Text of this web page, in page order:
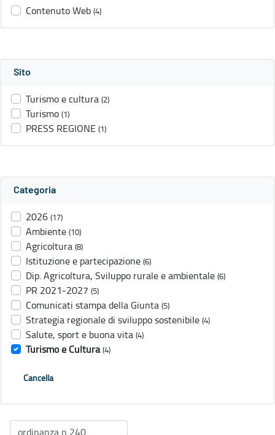
Contenuto Web (4)
Sito
Turismo e cultura (2)
Turismo (1)
PRESS REGIONE (1)
Categoria
2026 (17)
Ambiente (10)
Agricoltura (8)
Istituzione e partecipazione (6)
Dip. Agricoltura, Sviluppo rurale e ambientale (6)
PR 2021-2027 (5)
Comunicati stampa della Giunta (5)
Strategia regionale di sviluppo sostenibile (4)
Salute, sport e buona vita (4)
Turismo e Cultura (4)
Cancella